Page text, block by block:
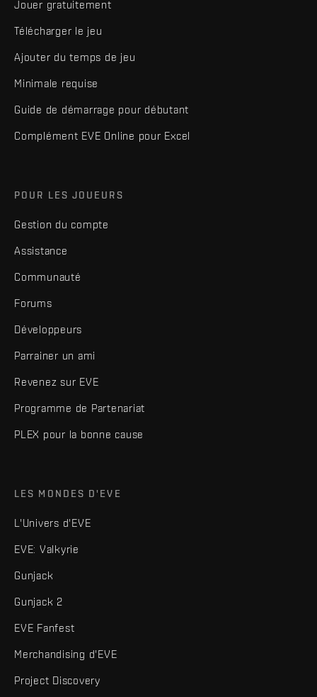
Jouer gratuitement
Télécharger le jeu
Ajouter du temps de jeu
Minimale requise
Guide de démarrage pour débutant
Complément EVE Online pour Excel
POUR LES JOUEURS
Gestion du compte
Assistance
Communauté
Forums
Développeurs
Parrainer un ami
Revenez sur EVE
Programme de Partenariat
PLEX pour la bonne cause
LES MONDES D'EVE
L'Univers d'EVE
EVE: Valkyrie
Gunjack
Gunjack 2
EVE Fanfest
Merchandising d'EVE
Project Discovery